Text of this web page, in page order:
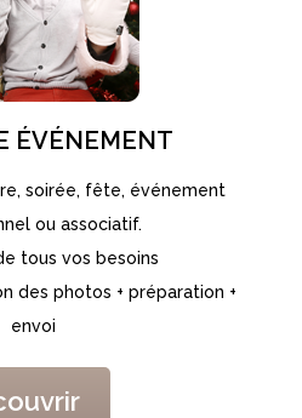
ÉVÉNEMENT
soirée, fête, événement
ou associatif.
tous vos besoins
des photos + préparation +
envoi